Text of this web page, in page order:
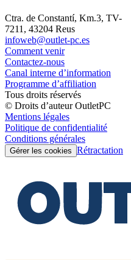
Ctra. de Constantí, Km.3, TV-
7211, 43204 Reus
infoweb@outlet-pc.es
Comment venir
Contactez-nous
Canal interne d’information
Programme d’affiliation
Tous droits réservés
© Droits d’auteur OutletPC
Mentions légales
Politique de confidentialité
Conditions générales
Gérer les cookies Rétractation